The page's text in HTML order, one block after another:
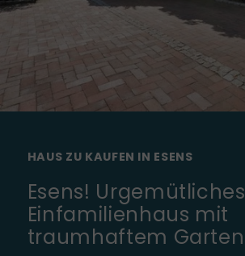
HAUS ZU KAUFEN IN ESENS
Esens! Urgemütliches
Einfamilienhaus mit
traumhaftem Garten